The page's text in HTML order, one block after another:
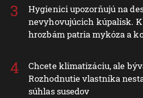
Hygienici upozorňujú na
nevyhovujúcich kúpalísk.
hrozbám patria mykóza a
Chcete klimatizáciu, ale
Rozhodnutie vlastníka
súhlas susedov